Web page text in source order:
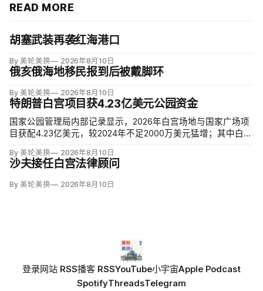
READ MORE
胡塞武装再袭红海港口
By 美轮美换 2026年8月10日
俄亥俄海地移民报到后被戴脚环
By 美轮美换 2026年8月10日
特朗普白宫项目获4.23亿美元公园资金
国家公园管理局内部记录显示，2026年白宫场地与国家广场项
目获配4.23亿美元，较2024年不足2000万美元猛增；其中白宫
谷等数十座公园资金下降，白宫与国家广场的额度甚至超过九
处知名公园总和。
By 美轮美换 2026年8月10日
沙夫接任白宫法律顾问
By 美轮美换 2026年8月10日
登录网站 RSS播客 RSSYouTube小宇宙Apple Podcast
SpotifyThreadsTelegram